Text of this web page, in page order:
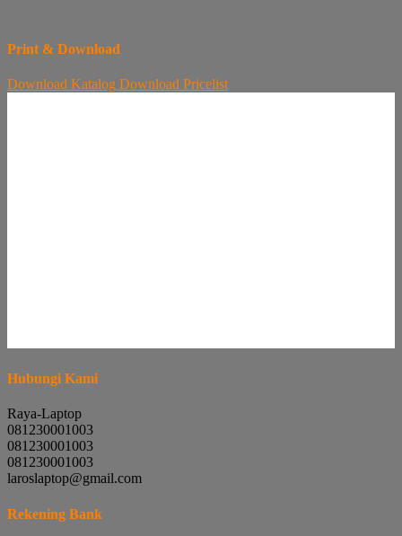
Print & Download
Download Katalog Download Pricelist
Hubungi Kami
Raya-Laptop
081230001003
081230001003
081230001003
laroslaptop@gmail.com
Rekening Bank